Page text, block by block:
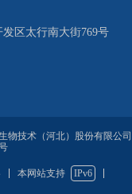
区太行南大街769号
物技术（河北）股份有限公司
本网站支持
IPv6